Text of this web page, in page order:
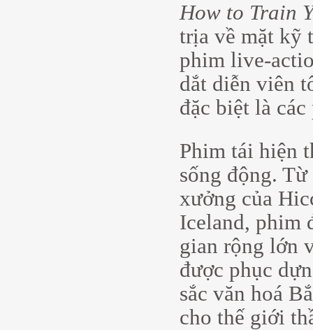
How to Train
trịa về mặt kỹ
phim live-
dắt diễn viên
đặc biệt là
Phim tái hiện
sống động.
xưởng của
Iceland, phim
gian rộng lớn
được phục
sắc văn hoá
cho thế giới